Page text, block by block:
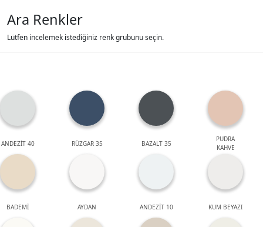
Ara Renkler
Lütfen incelemek istediğiniz renk grubunu seçin.
ANDEZİT 40 RÜZGAR 35 BAZALT 35
PUDRA
KAHVE
BADEMİ AYDAN ANDEZİT 10 KUM BEYAZI